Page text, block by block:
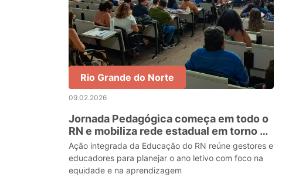
Rio Grande do Norte
09.02.2026
Jornada Pedagógica começa em todo o
RN e mobiliza rede estadual em torno da
avaliação
Ação integrada da Educação do RN reúne gestores e
educadores para planejar o ano letivo com foco na
equidade e na aprendizagem